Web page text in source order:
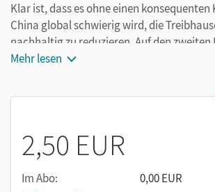
Klar ist, dass es ohne einen
China global schwierig wird, die
nachhaltig zu reduzieren. Auf den zweiten
deutlich, dass China seine
der eigenen wirtschaftlichen Entwicklung
Mehr lesen
2,50 EUR
Im Abo:
0,00 EUR